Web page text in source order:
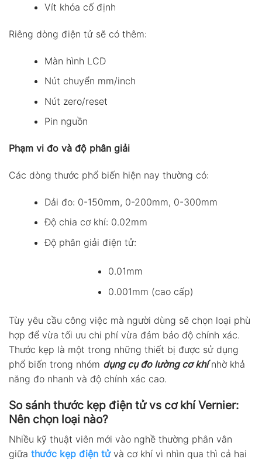
Vít khóa cố định
Riêng dòng điện tử sẽ có thêm:
Màn hình LCD
Nút chuyển mm/inch
Nút zero/reset
Pin nguồn
Phạm vi đo và độ phân giải
Các dòng thước phổ biến hiện nay thường có:
Dải đo: 0-150mm, 0-200mm, 0-300mm
Độ chia cơ khí: 0.02mm
Độ phân giải điện tử:
0.01mm
0.001mm (cao cấp)
Tùy yêu cầu công việc mà người dùng sẽ chọn loại phù
hợp để vừa tối ưu chi phí vừa đảm bảo độ chính xác.
Thước kẹp là một trong những thiết bị được sử dụng
phổ biến trong nhóm dụng cụ đo lường cơ khí nhờ khả
năng đo nhanh và độ chính xác cao.
So sánh thước kẹp điện tử vs cơ khí Vernier:
Nên chọn loại nào?
Nhiều kỹ thuật viên mới vào nghề thường phân vân
giữa thước kẹp điện tửvà cơ khí vì nhìn qua thì cả hai